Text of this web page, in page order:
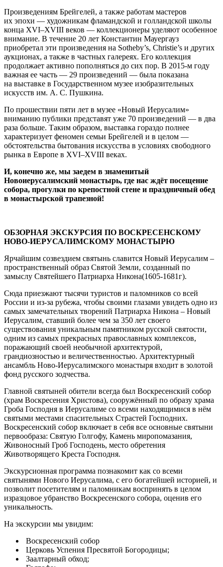
Произведениям Брейгелей, а также работам мастеров
их эпохи — художникам фламандской и голландской школы
конца XVI–XVIII веков — коллекционеры уделяют особенное
внимание. В течение 20 лет Константин Мауергауз
приобретал эти произведения на Sotheby’s, Christie’s и других
аукционах, а также в частных галереях. Его коллекция
продолжает активно пополняться до сих пор. В 2015-м году
важная ее часть — 29 произведений — была показана
на выставке в Государственном музее изобразительных
искусств им. А. С. Пушкина.
По прошествии пяти лет в музее «Новый Иерусалим»
вниманию публики представят уже 70 произведений — в два
раза больше. Таким образом, выставка гораздо полнее
характеризует феномен семьи Брейгелей и в целом —
обстоятельства бытования искусства в условиях свободного
рынка в Европе в XVI–XVIII веках.
И, конечно же, мы заедем в знаменитый
Новоиерусалимский монастырь, где нас ждёт посещение
собора, прогулки по крепостной стене и праздничный обед
в монастырской трапезной!
ОБЗОРНАЯ ЭКСКУРСИЯ ПО ВОСКРЕСЕНСКОМУ
НОВО-ИЕРУСАЛИМСКОМУ МОНАСТЫРЮ
Ярчайшим созвездием святынь славится Новый Иерусалим –
пространственный образ Святой Земли, созданный по
замыслу Святейшего Патриарха Никона(1605-1681г).
Сюда приезжают тысячи туристов и паломников со всей
России и из-за рубежа, чтобы своими глазами увидеть одно из
самых замечательных творений Патриарха Никона – Новый
Иерусалим, ставший более чем за 350 лет своего
существования уникальным памятником русской святости,
одним из самых прекрасных православных комплексов,
поражающий своей необычной архитектурой,
грандиозностью и величественностью. Архитектурный
ансамбль Ново-Иерусалимского монастыря входит в золотой
фонд русского зодчества.
Главной святыней обители всегда был Воскресенский собор
(храм Воскресения Христова), сооружённый по образу храма
Гроба Господня в Иерусалиме со всеми находящимися в нём
святыми местами спасительных Страстей Господних.
Воскресенский собор включает в себя все основные святыни
первообраза: Святую Голгофу, Камень миропомазания,
Живоносный Гроб Господень, место обретения
Животворящего Креста Господня.
Экскурсионная программа познакомит как со всеми
святынями Нового Иерусалима, с его богатейшей историей, и
позволит посетителям и паломникам воспринять в целом
изразцовое убранство Воскресенского собора, оценив его
уникальность.
На экскурсии мы увидим:
Воскресенский собор
Церковь Успения Пресвятой Богородицы;
Заалтарный обход;